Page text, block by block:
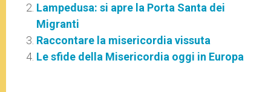
Lampedusa: si apre la Porta Santa dei
Migranti
Raccontare la misericordia vissuta
Le sfide della Misericordia oggi in Europa